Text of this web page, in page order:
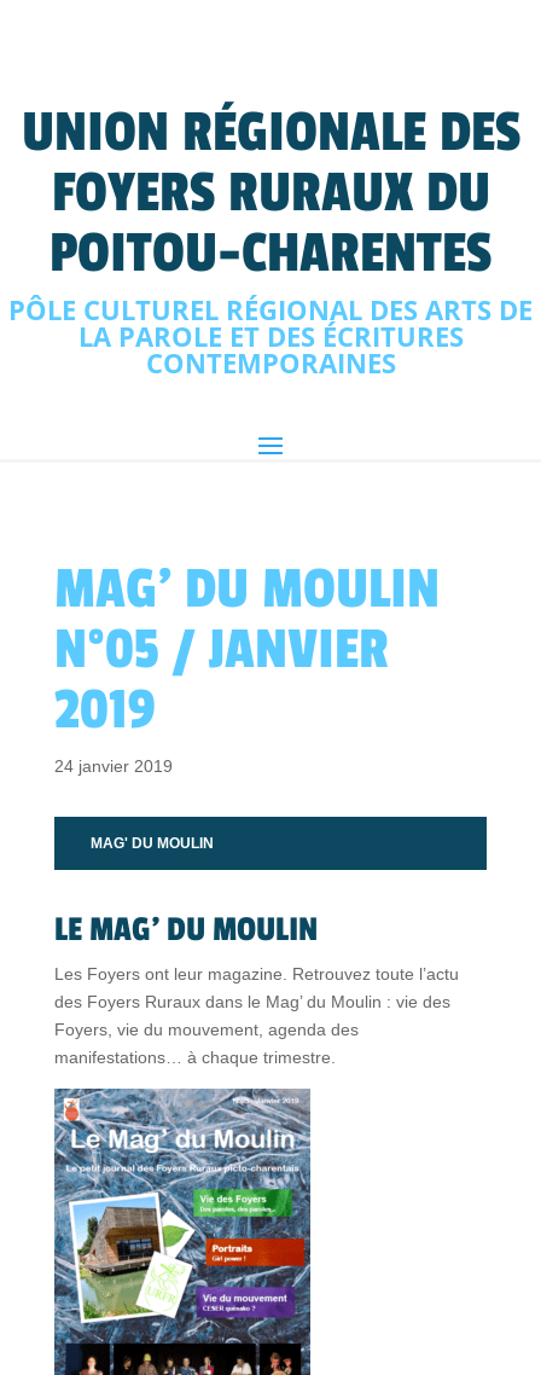
UNION RÉGIONALE DES
FOYERS RURAUX DU
POITOU-CHARENTES
PÔLE CULTUREL RÉGIONAL DES ARTS DE
LA PAROLE ET DES ÉCRITURES
CONTEMPORAINES
MAG’ DU MOULIN
N°05 / JANVIER
2019
24 janvier 2019
MAG' DU MOULIN
LE MAG’ DU MOULIN
Les Foyers ont leur magazine. Retrouvez toute l’actu
des Foyers Ruraux dans le Mag’ du Moulin : vie des
Foyers, vie du mouvement, agenda des
manifestations… à chaque trimestre.